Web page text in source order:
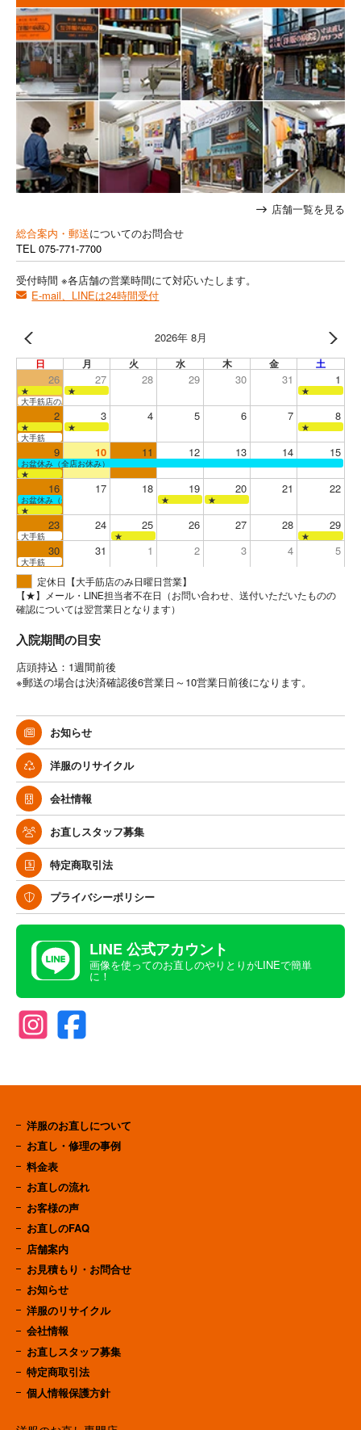
店舗一覧を見る
総合案内・郵送についてのお問合せ
TEL 075-771-7700
受付時間 ※各店舗の営業時間にて対応いたします。
E-mail、LINEは24時間受付
2026年 8月
日 月 火 水 木 金 土
26 27 28 29 30 31 1
★ ★
★
大手筋店のみ営業
2 3 4 5 6 7 8
★ ★
★
大手筋
9 10 11 12 13 14 15
お盆休み（全店お休み）
★
16 17 18 19 20 21 22
お盆休み（全店お休み） ★
★
★
23 24 25 26 27 28 29
大手筋 ★ ★
30 31 1 2 3 4 5
大手筋
定休日【大手筋店のみ日曜日営業】
【★】メール・LINE担当者不在日（お問い合わせ、送付いただいたものの
確認については翌営業日となります）
入院期間の目安
店頭持込：1週間前後
※郵送の場合は決済確認後6営業日～10営業日前後になります。
お知らせ
洋服のリサイクル
会社情報
お直しスタッフ募集
特定商取引法
プライバシーポリシー
LINE 公式アカウント
画像を使ってのお直しのやりとりがLINEで簡単
に！
洋服のお直しについて
お直し・修理の事例
料金表
お直しの流れ
お客様の声
お直しのFAQ
店舗案内
お見積もり・お問合せ
お知らせ
洋服のリサイクル
会社情報
お直しスタッフ募集
特定商取引法
個人情報保護方針